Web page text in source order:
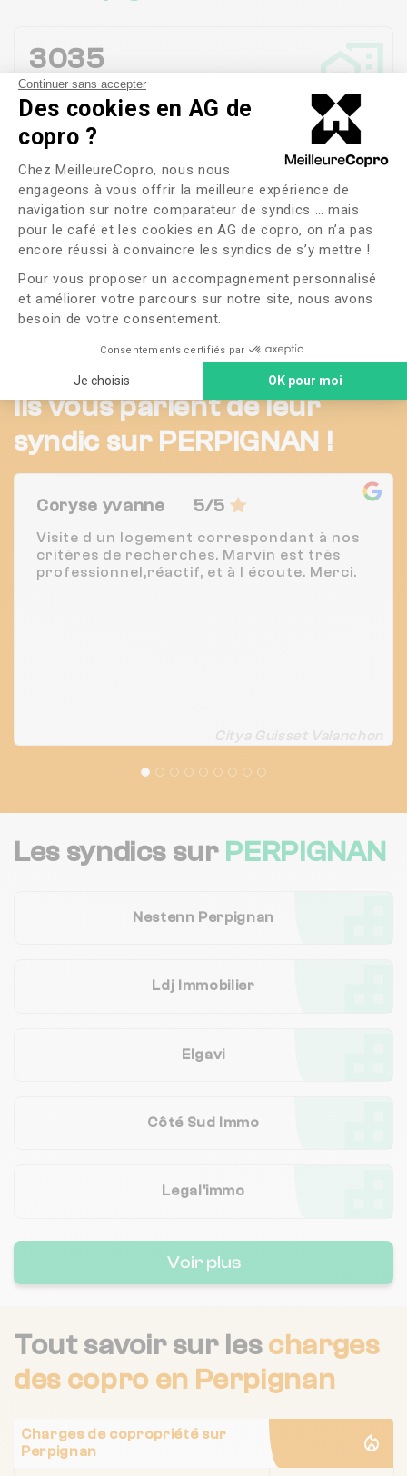
Continuer sans accepter
Des cookies en AG de
copro ?
Plateforme de Gestion du
Chez MeilleureCopro, nous nous
engageons à vous offrir la meilleure expérience de
navigation sur notre comparateur de syndics … mais
pour le café et les cookies en AG de copro, on n’a pas
encore réussi à convaincre les syndics de s’y mettre !
Pour vous proposer un accompagnement personnalisé
et améliorer votre parcours sur notre site, nous avons
besoin de votre consentement.
Consentements certifiés par
Je choisis OK pour moi
Axeptio consent
3035
Copropriétés engestion
100%
Satisfaction des habitants
2 jours
Durée moyenne de Gestion d'une Réclamation
Ils vous parlent de leur
syndic sur PERPIGNAN !
Coryse yvanne 5/5
Visite d un logement correspondant à nos
critères de recherches. Marvin est très
professionnel,réactif, et à l écoute. Merci.
Citya Guisset Valanchon
Les syndics sur PERPIGNAN
Nestenn Perpignan
Ldj Immobilier
Elgavi
Côté Sud Immo
Legal'immo
Voir plus
Tout savoir sur lescharges
des coproen Perpignan
Charges de copropriété sur
Perpignan